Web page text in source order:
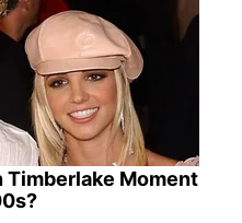
Timberlake Moment